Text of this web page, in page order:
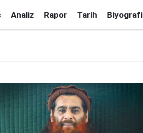
Analiz Rapor Tarih Biyografi